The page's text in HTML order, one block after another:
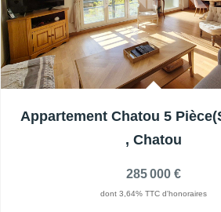
, Chatou
285 000 €
dont 3,64% TTC d'honoraires